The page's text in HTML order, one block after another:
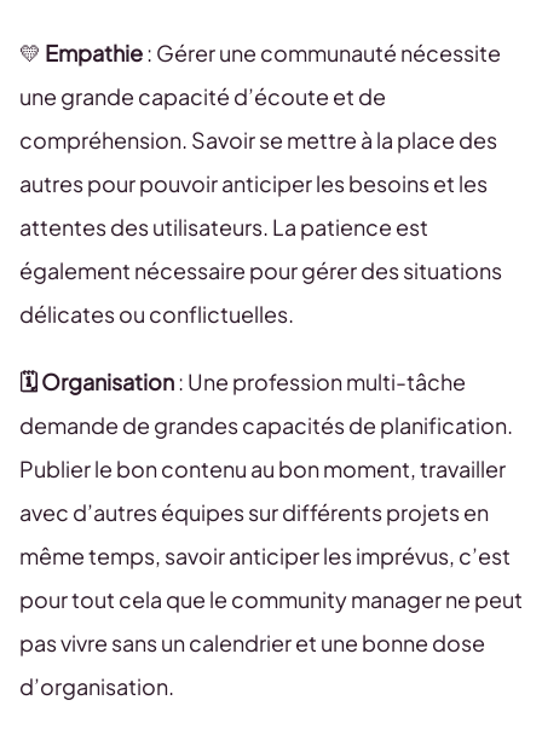
💛 Empathie: Gérer une communauté nécessite
une grande capacité d’écoute et de
compréhension. Savoir se mettre à la place des
autres pour pouvoir anticiper les besoins et les
attentes des utilisateurs. La patience est
également nécessaire pour gérer des situations
délicates ou conflictuelles.
🗓️ Organisation: Une profession multi-tâche
demande de grandes capacités de planification.
Publier le bon contenu au bon moment, travailler
avec d’autres équipes sur différents projets en
même temps, savoir anticiper les imprévus, c’est
pour tout cela que le community manager ne peut
pas vivre sans un calendrier et une bonne dose
d’organisation.